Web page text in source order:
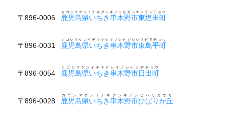
〒896-0006 鹿児島県いちき串木野市東塩田町
カゴシマケンイチキクシキノシヒガシエンデンチョウ
〒896-0031 鹿児島県いちき串木野市東島平町
カゴシマケンイチキクシキノシヒガシシマビラチョウ
〒896-0054 鹿児島県いちき串木野市日出町
カゴシマケンイチキクシキノシヒノデチョウ
〒896-0028 鹿児島県いちき串木野市ひばりが丘
カゴシマケンイチキクシキノシヒバリガオカ